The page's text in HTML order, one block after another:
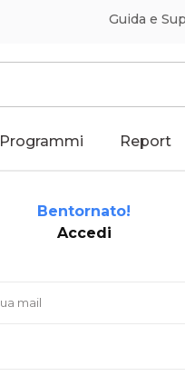
Guida e
Programmi Report
Bentornato!
Accedi